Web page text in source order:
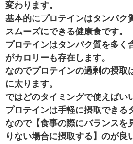
変わります。
基本的にプロテインはタンパク
スムーズにできる健康食です。
プロテインはタンパク質を多く
がカロリーも存在します。
なのでプロテインの過剰の摂取
に太ります。
ではどのタイミングで使えばい
プロテインは手軽に摂取できる
なので【食事の際にバランスを
りない場合に摂取する】のが良